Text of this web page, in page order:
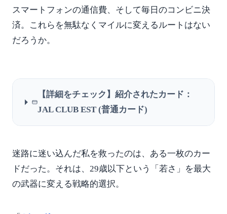
スマートフォンの通信費、そして毎日のコンビニ決
済。これらを無駄なくマイルに変えるルートはない
だろうか。
【詳細をチェック】紹介されたカード：
JAL CLUB EST (普通カード)
迷路に迷い込んだ私を救ったのは、ある一枚のカー
ドだった。それは、29歳以下という「若さ」を最大
の武器に変える戦略的選択。